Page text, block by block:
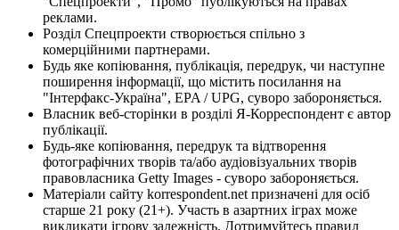
реклами.
Розділ Спецпроекти створюється спільно з
комерційними партнерами.
Будь яке копіювання, публікація, передрук, чи наступне
поширення інформації, що містить посилання на
"Інтерфакс-Україна", EPA / UPG, суворо забороняється.
Власник веб-сторінки в розділі Я-Корреспондент є автор
публікації.
Будь-яке копіювання, передрук та відтворення
фотографічних творів та/або аудіовізуальних творів
правовласника Getty Images - суворо забороняється.
Матеріали сайту korrespondent.net призначені для осіб
старше 21 року (21+). Участь в азартних іграх може
викликати ігрову залежність. Дотримуйтесь правил